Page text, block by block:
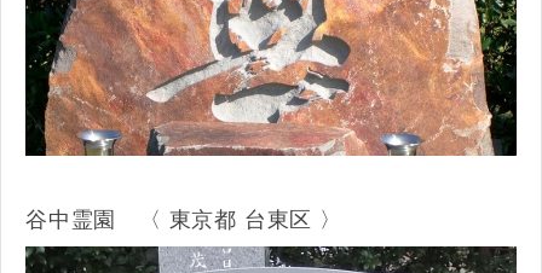
谷中霊園 〈 東京都 台東区 〉